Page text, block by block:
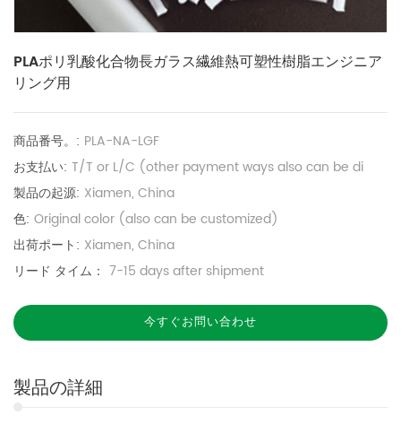
PLAポリ乳酸化合物長ガラス繊維熱可塑性樹脂エンジニア
リング用
商品番号。: PLA-NA-LGF
お支払い: T/T or L/C (other payment ways also can be di
製品の起源: Xiamen, China
色: Original color (also can be customized)
出荷ポート: Xiamen, China
リード タイム： 7-15 days after shipment
今すぐお問い合わせ
製品の詳細